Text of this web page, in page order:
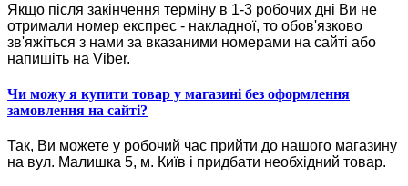
Якщо після закінчення терміну в 1-3 робочих дні Ви не
отримали номер експрес - накладної, то обов'язково
зв'яжіться з нами за вказаними номерами на сайті або
напишіть на Viber.
Чи можу я купити товар у магазині без оформлення
замовлення на сайті?
Так, Ви можете у робочий час прийти до нашого магазину
на вул. Малишка 5, м. Київ і придбати необхідний товар.